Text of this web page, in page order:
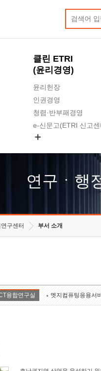
클린 ETRI
(윤리경영)
윤리헌장
인권경영
청렴·반부패경영
e-신문고(ETRI 신고센
고객의소리
수의계약 현황
연구ㆍ행
구센터 부서 소개
융합연구실 엣지컴퓨팅응용서